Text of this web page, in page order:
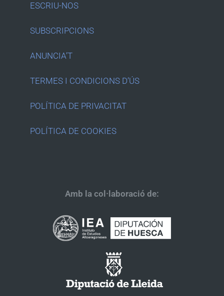
ESCRIU-NOS
SUBSCRIPCIONS
ANUNCIA’T
TERMES I CONDICIONS D’ÚS
POLÍTICA DE PRIVACITAT
POLÍTICA DE COOKIES
Amb la col·laboració de: